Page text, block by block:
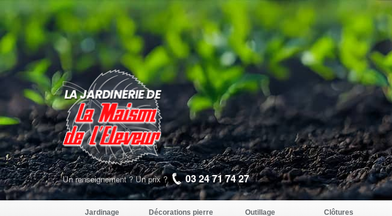
Un renseignement ? Un prix ? 03 24 71 74 27
Jardinage Décorations pierre Outillage Clôtures